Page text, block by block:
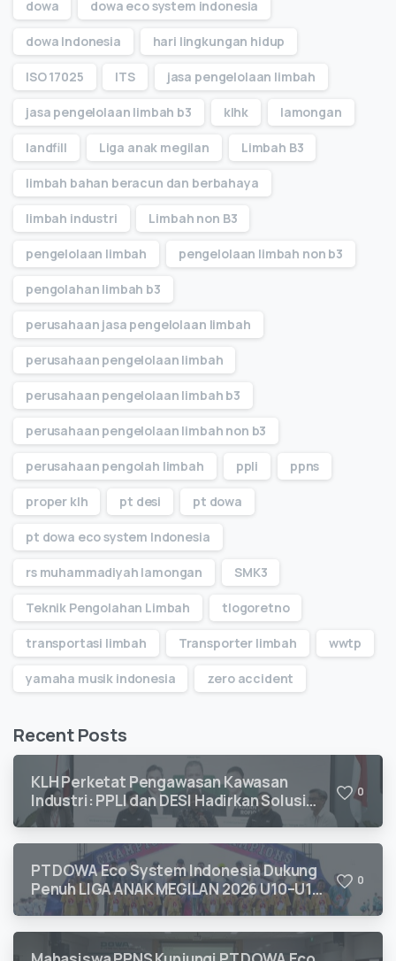
dowa dowa eco system indonesia
dowa Indonesia hari lingkungan hidup
ISO 17025 ITS jasa pengelolaan limbah
jasa pengelolaan limbah b3 klhk lamongan
landfill Liga anak megilan Limbah B3
limbah bahan beracun dan berbahaya
limbah industri Limbah non B3
pengelolaan limbah pengelolaan limbah non b3
pengolahan limbah b3
perusahaan jasa pengelolaan limbah
perusahaan pengelolaan limbah
perusahaan pengelolaan limbah b3
perusahaan pengelolaan limbah non b3
perusahaan pengolah limbah ppli ppns
proper klh pt desi pt dowa
pt dowa eco system Indonesia
rs muhammadiyah lamongan SMK3
Teknik Pengolahan Limbah tlogoretno
transportasi limbah Transporter limbah wwtp
yamaha musik indonesia zero accident
Recent Posts
KLH Perketat Pengawasan Kawasan
Industri: PPLI dan DESI Hadirkan Solusi
Kepatuhan Lingkungan
0
PT DOWA Eco System Indonesia Dukung
Penuh LIGA ANAK MEGILAN 2026 U10–U12
untuk Pengembangan Talenta Sepak Bola
0